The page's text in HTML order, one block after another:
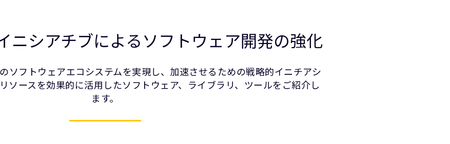
ニシアチブによるソフトウェア開発の強化
ソフトウェアエコシステムを実現し、加速させるための戦略的イニチアシ
ソースを効果的に活用したソフトウェア、ライブラリ、ツールをご紹介し
ます。